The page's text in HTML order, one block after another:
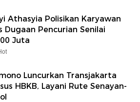
Athasyia Polisikan Karyawan
Dugaan Pencurian Senilai
Juta
Luncurkan Transjakarta
HBKB, Layani Rute Senayan-